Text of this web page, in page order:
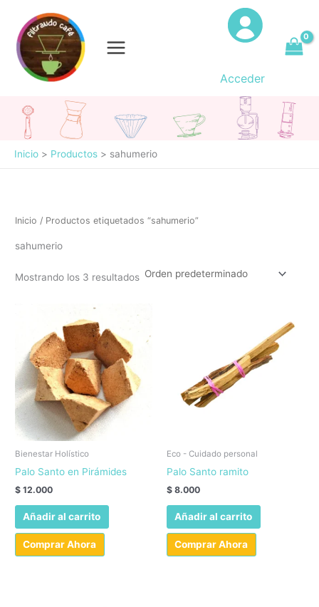
contenido
Acceder
Inicio Productos sahumerio
Inicio / Productos etiquetados “sahumerio”
sahumerio
Mostrando los 3 resultados
Bienestar Holístico
Palo Santo en Pirámides
$ 12.000
Añadir al carrito
Comprar Ahora
Eco - Cuidado personal
Palo Santo ramito
$ 8.000
Añadir al carrito
Comprar Ahora